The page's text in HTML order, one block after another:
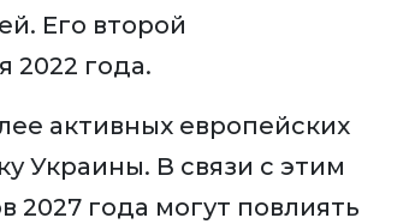
Его второй
2022 года.
активных европейских
Украины. В связи с этим
2027 года могут повлиять